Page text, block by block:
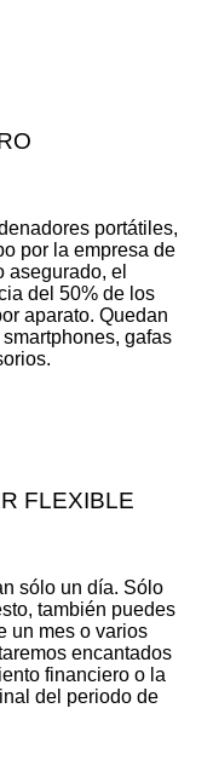
portátiles,
por la empresa de
asegurado, el
del 50% de los
aparato. Quedan
gafas
FLEXIBLE
sólo un día. Sólo
también puedes
un mes o varios
encantados
financiero o la
del periodo de